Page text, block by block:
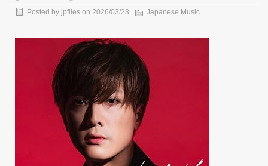
Posted by jpfiles on 2026/03/23 Japanese Music